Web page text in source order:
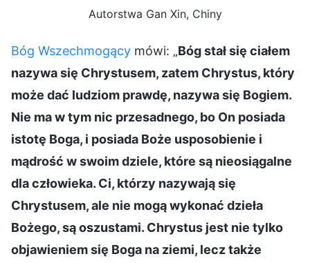
Autorstwa Gan Xin, Chiny
Bóg Wszechmogący mówi: „Bóg stał się ciałem
nazywa się Chrystusem, zatem Chrystus, który
może dać ludziom prawdę, nazywa się Bogiem.
Nie ma w tym nic przesadnego, bo On posiada
istotę Boga, i posiada Boże usposobienie i
mądrość w swoim dziele, które są nieosiągalne
dla człowieka. Ci, którzy nazywają się
Chrystusem, ale nie mogą wykonać dzieła
Bożego, są oszustami. Chrystus jest nie tylko
objawieniem się Boga na ziemi, lecz także